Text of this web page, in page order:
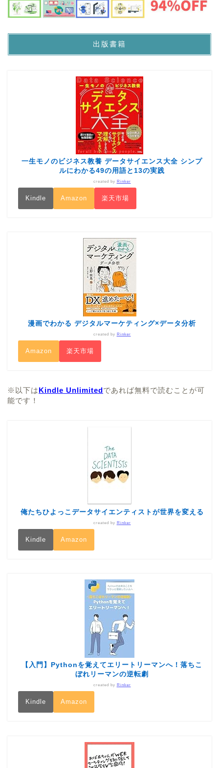
出版書籍
一生モノのビジネス教養 データサイエンス大全 シンプ
ルにわかる49の用語と13の実践
created by Rinker
Kindle Amazon 楽天市場
漫画でわかる デジタルマーケティング×データ分析
created by Rinker
Amazon 楽天市場
※以下はKindle Unlimitedであれば無料で読むことが可
能です！
俺たちひよっこデータサイエンティストが世界を変える
created by Rinker
Kindle Amazon
【入門】Pythonを覚えてエリートリーマンへ！落ちこ
ぼれリーマンの逆転劇
created by Rinker
Kindle Amazon